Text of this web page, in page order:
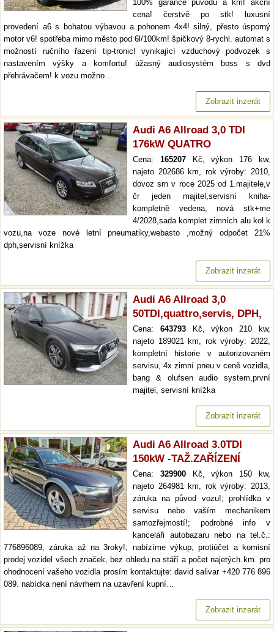
100% garance původu a km! akční
cena! čerstvě po stk! luxusní
provedení a6 s bohatou výbavou a pohonem 4x4! silný, přesto úsporný
motor v6! spotřeba mimo město pod 6l/100km! špičkový 8-rychl. automat s
možností ručního řazení tip-tronic! vynikající vzduchový podvozek s
nastavením výšky a komfortu! úžasný audiosystém boss s dvd
přehrávačem! k vozu možno…
Zobrazit inzerát
Audi A6 Allroad 3,0 TDI
176kW QUATRO
Cena: 165207Kč, výkon 176 kw,
najeto 202686 km, rok výroby: 2010,
dovoz srn v roce 2025 od 1.majitele,v
čr jeden majitel,servisní kniha-
kompletně vedena, nová stk+me
4/2028,sada komplet zimních alu kol k
vozu,na voze nové letní pneumatiky,webasto ,možný odpočet 21%
dph,servisní knížka
Zobrazit inzerát
Audi A6 Allroad 3,0
50TDI,quattro,servis, DPH,
Cena: 643793Kč, výkon 210 kw,
najeto 189021 km, rok výroby: 2022,
kompletní historie v autorizovaném
servisu, 4x zimní pneu v ceně vozidla,
bang & olufsen audio system,první
majitel, servisní knížka
Zobrazit inzerát
Audi A6 Allroad 3.0TDI
150kW -TAŽ.ZAŘÍZENÍ
Cena: 329900Kč, výkon 150 kw,
najeto 264981 km, rok výroby: 2013,
záruka na původ vozu!; prohlídka v
servisu nebo vaším mechanikem
samozřejmostí!; podrobné info v
kanceláři autobazaru nebo na tel.č.:
776896089; záruka až na 3roky!; nabízíme výkup, protiúčet a komisní
prodej vozidel všech značek, bez ohledu na stáří a počet najetých km. pro
ohodnocení vašeho vozidla prosím kontaktujte: david salivar +420 776 896
089. nabídka není návrhem na uzavření kupní…
Zobrazit inzerát